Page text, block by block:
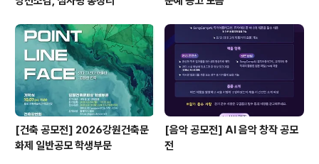
[건축 공모전] 2026강원건축문
화제 일반공모 학생부문
[음악 공모전] AI 음악 창작 공모
전